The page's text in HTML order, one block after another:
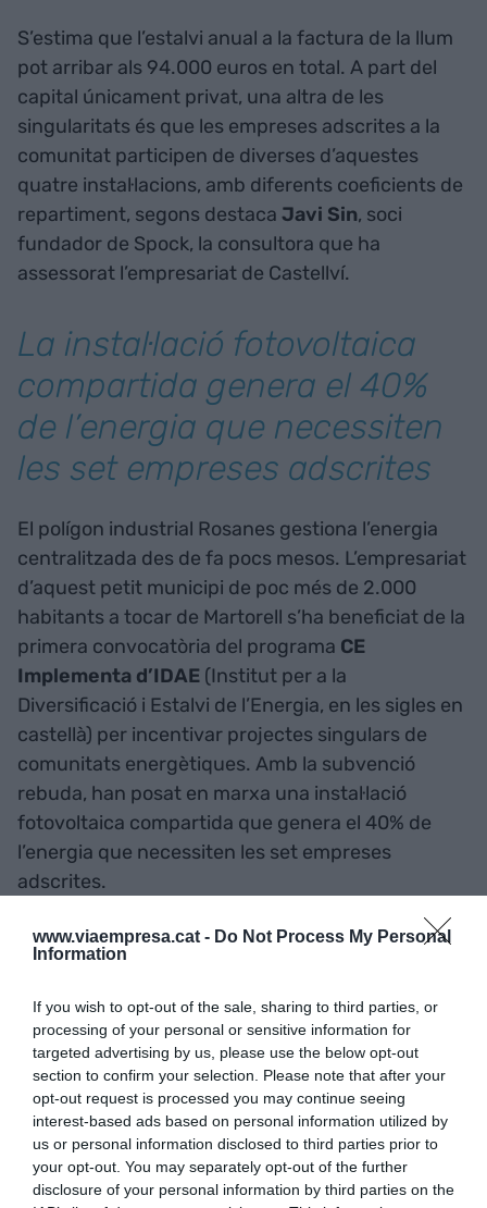
www.viaempresa.cat - Do Not Process My Personal
Information
If you wish to opt-out of the sale, sharing to third parties, or
processing of your personal or sensitive information for
targeted advertising by us, please use the below opt-out
section to confirm your selection. Please note that after your
opt-out request is processed you may continue seeing
interest-based ads based on personal information utilized by
us or personal information disclosed to third parties prior to
your opt-out. You may separately opt-out of the further
disclosure of your personal information by third parties on the
S’estima que l’estalvi anual a la factura de la llum
pot arribar als 94.000 euros en total. A part del
capital únicament privat, una altra de les
singularitats és que les empreses adscrites a la
comunitat participen de diverses d’aquestes
quatre instal·lacions, amb diferents coeficients de
repartiment, segons destaca Javi Sin, soci
fundador de Spock, la consultora que ha
assessorat l’empresariat de Castellví.
La instal·lació fotovoltaica
compartida genera el 40%
de l’energia que necessiten
les set empreses adscrites
El polígon industrial Rosanes gestiona l’energia
centralitzada des de fa pocs mesos. L’empresariat
d’aquest petit municipi de poc més de 2.000
habitants a tocar de Martorell s’ha beneficiat de la
primera convocatòria del programa CE
Implementa d’IDAE (Institut per a la
Diversificació i Estalvi de l’Energia, en les sigles en
castellà) per incentivar projectes singulars de
comunitats energètiques. Amb la subvenció
rebuda, han posat en marxa una instal·lació
fotovoltaica compartida que genera el 40% de
l’energia que necessiten les set empreses
adscrites.
Amb la instal·lació de la comunitat energètica
responsables del projecte és seduir nous aliats
entre la trentena de companyies que formen
l’associació empresarial del polígon. Els últims
mesos, han rebut la petició d’algunes d’elles per
afegir-s’hi.
AfegirVIA Empresacom a font preferida de